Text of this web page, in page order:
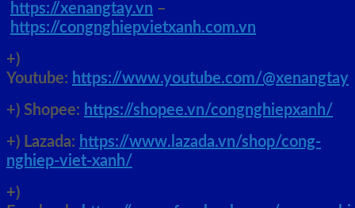
https://xenangtay.vn –
https://congnghiepvietxanh.com.vn
+)
Youtube: https://www.youtube.com/@xenangtay
+) Shopee: https://shopee.vn/congnghiepxanh/
+) Lazada: https://www.lazada.vn/shop/cong-
nghiep-viet-xanh/
+)